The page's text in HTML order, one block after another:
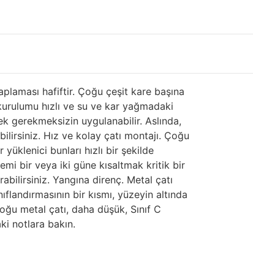
hafiftir. Çoğu çeşit kare başına
hızlı ve su ve kar yağmadaki
gerekmeksizin uygulanabilir. Aslında,
Hız ve kolay çatı montajı. Çoğu
bunları hızlı bir şekilde
bir veya iki güne kısaltmak kritik bir
Yangına direnç. Metal çatı
bir kısmı, yüzeyin altında
metal çatı, daha düşük, Sınıf C
notlara bakın.